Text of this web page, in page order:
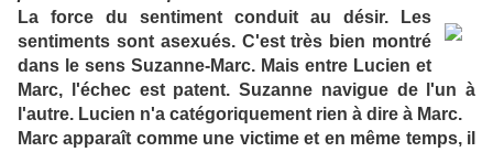
La force du sentiment conduit au désir. Les
sentiments sont asexués. C'est très bien montré
dans le sens Suzanne-Marc. Mais entre Lucien et
Marc, l'échec est patent. Suzanne navigue de l'un à
l'autre. Lucien n'a catégoriquement rien à dire à Marc.
Marc apparaît comme une victime et en même temps, il